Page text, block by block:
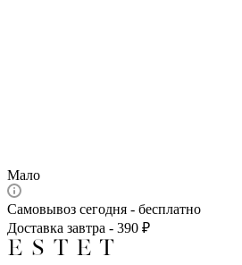
Мало
Самовывоз сегодня - бесплатно
Доставка завтра - 390 ₽